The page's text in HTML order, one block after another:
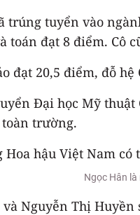
trúng tuyển vào
toán đạt 8 điểm.
đạt 20,5 điểm, đỗ
Đại học Mỹ
trường.
Ngọc Hân
Nguyễn Thị